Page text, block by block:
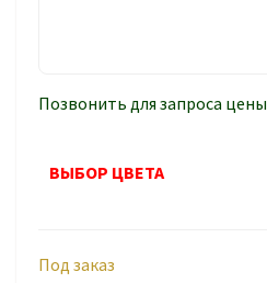
Позвонить для запроса цены
ВЫБОР ЦВЕТА
Под заказ